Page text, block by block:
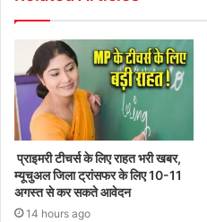
प्राइमरी टीचर्स के लिए राहत भरी खबर,
म्यूचुअल जिला ट्रांसफर के लिए 10-11
अगस्त से कर सकते आवेदन
14 hours ago